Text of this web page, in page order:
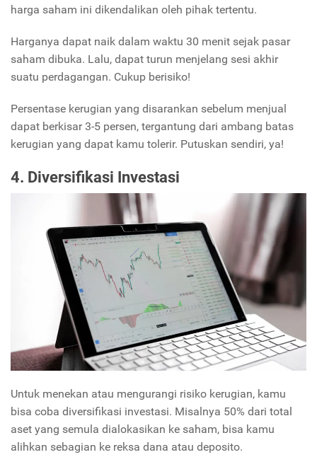
harga saham ini dikendalikan oleh pihak tertentu.
Harganya dapat naik dalam waktu 30 menit sejak pasar
saham dibuka. Lalu, dapat turun menjelang sesi akhir
suatu perdagangan. Cukup berisiko!
Persentase kerugian yang disarankan sebelum menjual
dapat berkisar 3-5 persen, tergantung dari ambang batas
kerugian yang dapat kamu tolerir. Putuskan sendiri, ya!
4. Diversifikasi Investasi
Untuk menekan atau mengurangi risiko kerugian, kamu
bisa coba diversifikasi investasi. Misalnya 50% dari total
aset yang semula dialokasikan ke saham, bisa kamu
alihkan sebagian ke reksa dana atau deposito.